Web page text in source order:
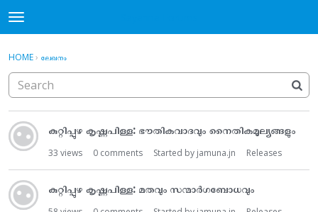
t
o
g
g
e
m
e
n
Discussions
Sign In
HOME› ലേഖനം
i
s
u
s
കുറ്റിപ്പുഴ കൃഷ്ണപിള്ള: ഭൗതികവാദവും നൈതികമൂല്യങ്ങളും
33 views 0 comments Started by jamuna.jn Releases
കുറ്റിപ്പുഴ കൃഷ്ണപിള്ള: മതവും സന്മാർഗബോധവും